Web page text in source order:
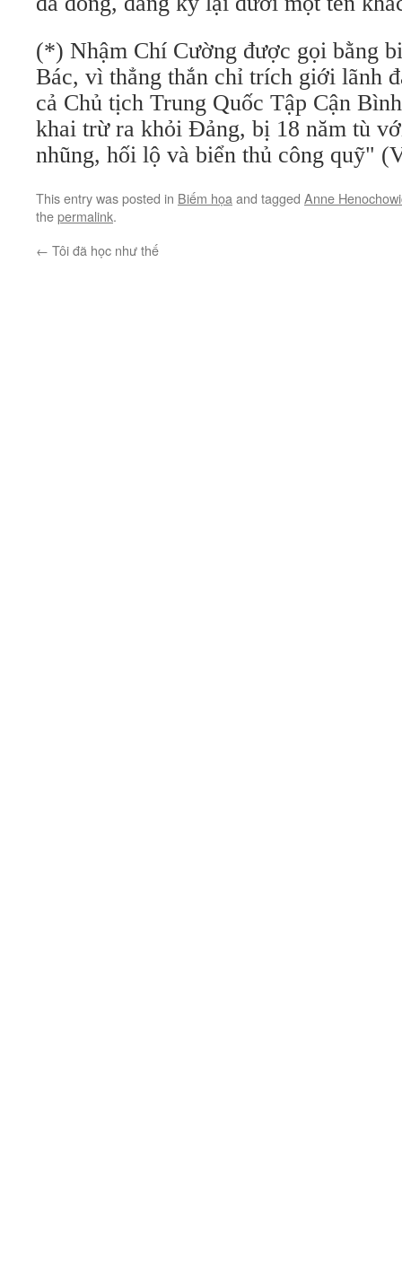
(*) Nhậm Chí Cường được gọi bằng
Bác, vì thẳng thắn chỉ trích giới lãnh
cả Chủ tịch Trung Quốc Tập Cận
khai trừ ra khỏi Đảng, bị 18 năm tù
nhũng, hối lộ và biển thủ công quỹ"
This entry was posted in Biếm họa and tagged Anne
thepermalink.
← Tôi đã học như thế